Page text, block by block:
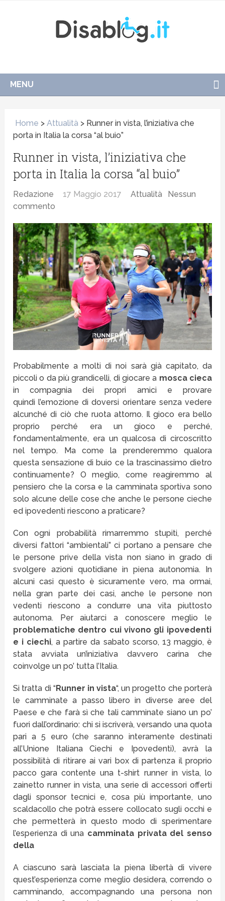
MENU
Home >Attualità > Runner in vista, l’iniziativa che
porta in Italia la corsa “al buio”
Runner in vista, l’iniziativa che
porta in Italia la corsa “al buio”
Redazione 17 Maggio 2017 Attualità
Nessun
commento
Probabilmente a molti di noi sarà già capitato, da
piccoli o da più grandicelli, di giocare a mosca cieca
in compagnia dei propri amici e provare
quindi l’emozione di doversi orientare senza vedere
alcunché di ciò che ruota attorno. Il gioco era bello
proprio perché era un gioco e perché,
fondamentalmente, era un qualcosa di circoscritto
nel tempo. Ma come la prenderemmo qualora
questa sensazione di buio ce la trascinassimo dietro
continuamente? O meglio, come reagiremmo al
pensiero che la corsa e la camminata sportiva sono
solo alcune delle cose che anche le persone cieche
ed ipovedenti riescono a praticare?
Con ogni probabilità rimarremmo stupiti, perché
diversi fattori “ambientali” ci portano a pensare che
le persone prive della vista non siano in grado di
svolgere azioni quotidiane in piena autonomia. In
alcuni casi questo è sicuramente vero, ma ormai,
nella gran parte dei casi, anche le persone non
vedenti riescono a condurre una vita piuttosto
autonoma. Per aiutarci a conoscere meglio le
problematiche dentro cui vivono gli ipovedenti
e i ciechi, a partire da sabato scorso, 13 maggio, è
stata avviata un’iniziativa davvero carina che
coinvolge un po’ tutta l’Italia.
Si tratta di “Runner in vista“, un progetto che porterà
le camminate a passo libero in diverse aree del
Paese e che farà sì che tali camminate siano un po’
fuori dall’ordinario: chi si iscriverà, versando una quota
pari a 5 euro (che saranno interamente destinati
all’Unione Italiana Ciechi e Ipovedenti), avrà la
possibilità di ritirare ai vari box di partenza il proprio
pacco gara contente una t-shirt runner in vista, lo
zainetto runner in vista, una serie di accessori offerti
dagli sponsor tecnici e, cosa più importante, uno
scaldacollo che potrà essere collocato sugli occhi e
che permetterà in questo modo di sperimentare
l’esperienza di una camminata privata del senso
della
A ciascuno sarà lasciata la piena libertà di vivere
quest’esperienza come meglio desidera, correndo o
camminando, accompagnando una persona non